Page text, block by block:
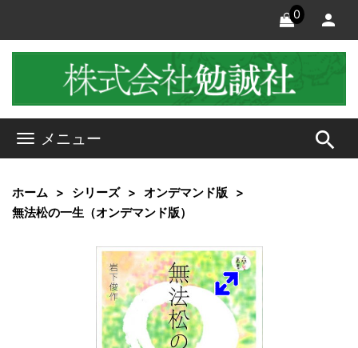
0
メニュー search
ホーム シリーズ
オンデマンド版
無法松の一生（オンデマンド版）